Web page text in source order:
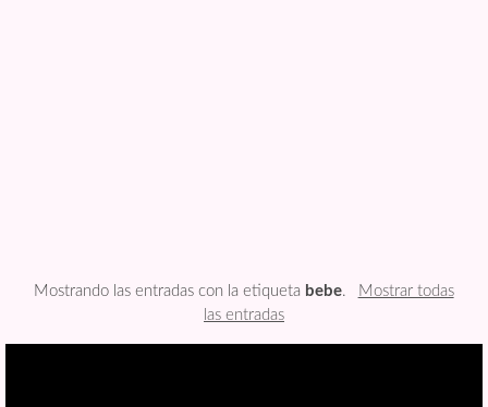
Mostrando las entradas con la etiqueta bebe.
Mostrar todas
las entradas